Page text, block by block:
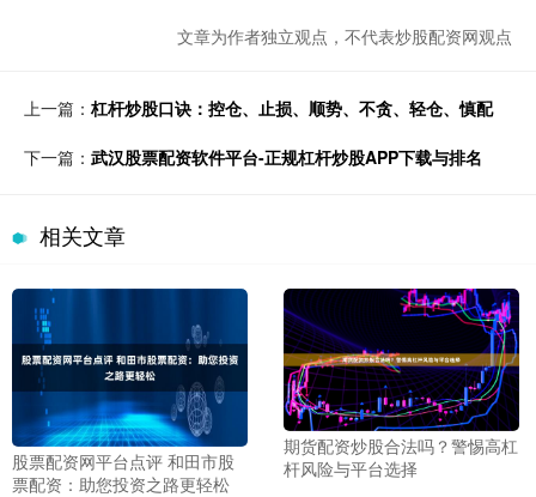
文章为作者独立观点，不代表炒股配资网观点
上一篇： 杠杆炒股口诀：控仓、止损、顺势、不贪、轻仓、慎配
下一篇： 武汉股票配资软件平台-正规杠杆炒股APP下载与排名
相关文章
股票配资网平台点评 和田市股
票配资：助您投资之路更轻松
期货配资炒股合法吗？警惕高杠
杆风险与平台选择